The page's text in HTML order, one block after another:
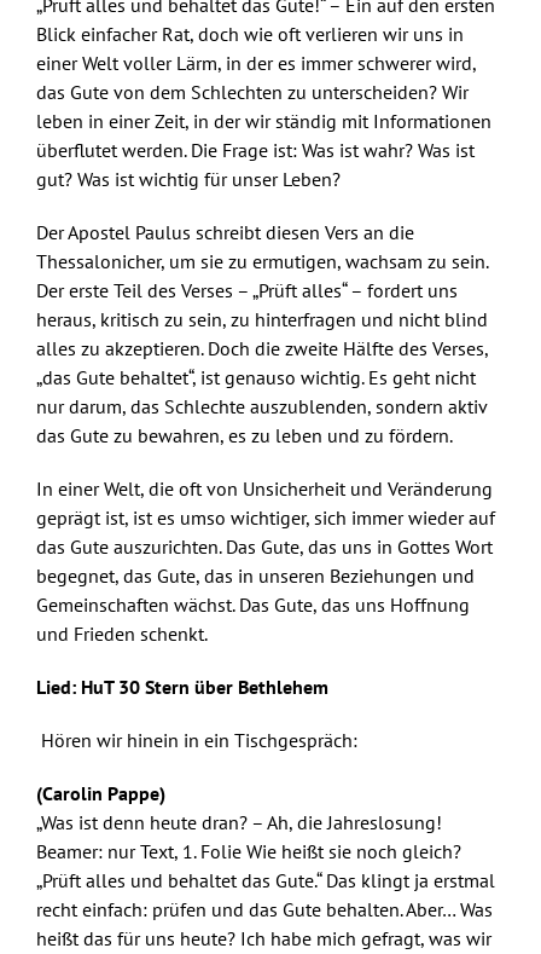
„Prüft alles und behaltet das Gute!“ – Ein auf den ersten
Blick einfacher Rat, doch wie oft verlieren wir uns in
einer Welt voller Lärm, in der es immer schwerer wird,
das Gute von dem Schlechten zu unterscheiden? Wir
leben in einer Zeit, in der wir ständig mit Informationen
überflutet werden. Die Frage ist: Was ist wahr? Was ist
gut? Was ist wichtig für unser Leben?
Der Apostel Paulus schreibt diesen Vers an die
Thessalonicher, um sie zu ermutigen, wachsam zu sein.
Der erste Teil des Verses – „Prüft alles“ – fordert uns
heraus, kritisch zu sein, zu hinterfragen und nicht blind
alles zu akzeptieren. Doch die zweite Hälfte des Verses,
„das Gute behaltet“, ist genauso wichtig. Es geht nicht
nur darum, das Schlechte auszublenden, sondern aktiv
das Gute zu bewahren, es zu leben und zu fördern.
In einer Welt, die oft von Unsicherheit und Veränderung
geprägt ist, ist es umso wichtiger, sich immer wieder auf
das Gute auszurichten. Das Gute, das uns in Gottes Wort
begegnet, das Gute, das in unseren Beziehungen und
Gemeinschaften wächst. Das Gute, das uns Hoffnung
und Frieden schenkt.
Lied: HuT 30 Stern über Bethlehem
Hören wir hinein in ein Tischgespräch:
(Carolin Pappe)
„Was ist denn heute dran? – Ah, die Jahreslosung!
Beamer: nur Text, 1. Folie Wie heißt sie noch gleich?
„Prüft alles und behaltet das Gute.“ Das klingt ja erstmal
recht einfach: prüfen und das Gute behalten. Aber… Was
heißt das für uns heute? Ich habe mich gefragt, was wir